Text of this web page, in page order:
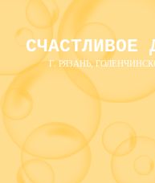
СЧАСТЛИВОЕ
Г. РЯЗАНЬ,